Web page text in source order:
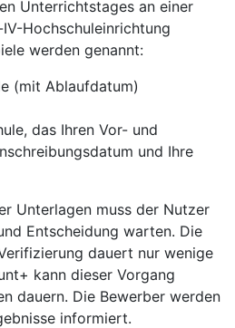
Unterrichtstages an einer
Hochschuleinrichtung
werden genannt:
(mit Ablaufdatum)
das Ihren Vor- und
und Ihre
Unterlagen muss der Nutzer
Entscheidung warten. Die
dauert nur wenige
kann dieser Vorgang
dauern. Die Bewerber werden
informiert.